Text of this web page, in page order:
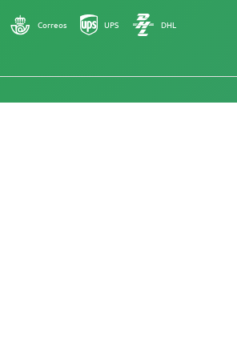
Correos UPS DHL